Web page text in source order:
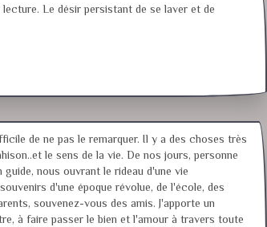
Le désir persistant de se laver et de
de ne pas le remarquer. Il y a des choses très
le sens de la vie. De nos jours, personne
nous ouvrant le rideau d'une vie
d'une époque révolue, de l'école, des
souvenez-vous des amis. J'apporte un
à faire passer le bien et l'amour à travers toute